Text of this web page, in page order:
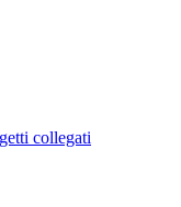
collegati